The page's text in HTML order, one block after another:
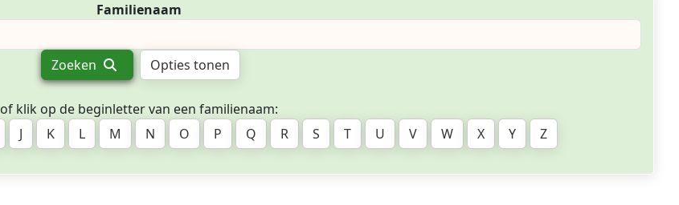
Familienaam
Zoeken Opties tonen
of klik op de beginletter van een familienaam:
J K L M N O P Q R S T U V W X Y Z